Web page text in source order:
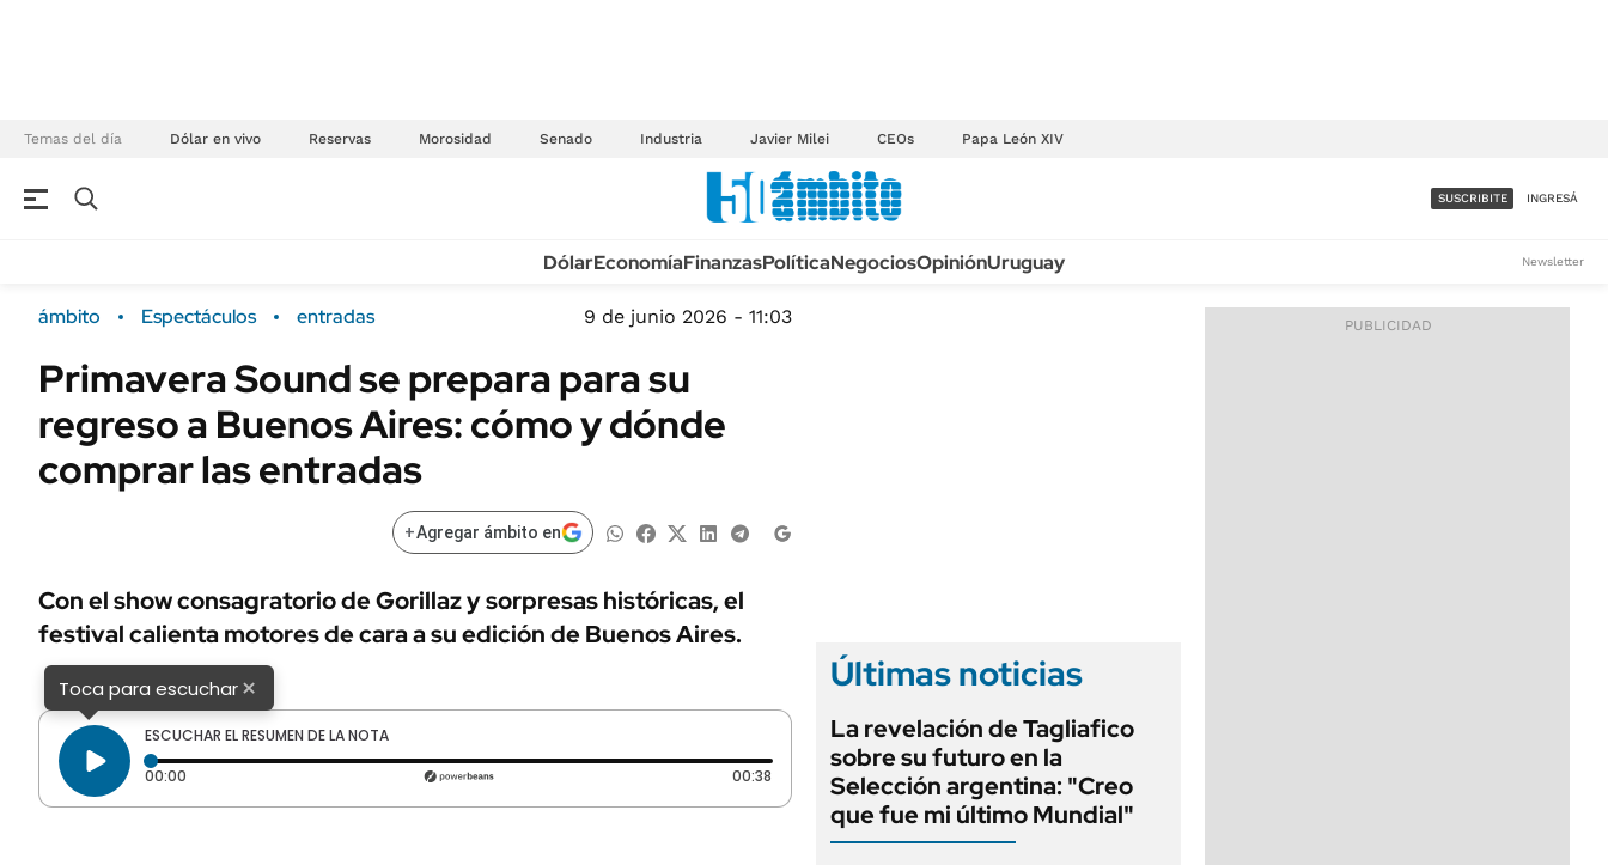
Temas del día Dólar en vivo Reservas Morosidad Senado Industria Javier Milei CEOs Papa León XIV
Campo
FINANZAS
Dólar
Sustentabilidad
Seguros
POLÍTICA
URUGUAY
TECNOLOGÍA
MÉXICO
MUNDO
INFORMACIÓN GENERAL
AUTOS
ACCESO FULL - $1.800/MES
SUSCRIBITE INGRESÁ
DólarEconomíaFinanzasPolíticaNegociosOpiniónUruguay Newsletter
ámbito Espectáculos entradas 9 de junio 2026 - 11:03
Primavera Sound se prepara para su
regreso a Buenos Aires: cómo y dónde
comprar las entradas
+Agregar ámbito en
Con el show consagratorio de Gorillaz y sorpresas históricas, el
festival calienta motores de cara a su edición de Buenos Aires.
Toca para escuchar×
ESCUCHAR EL RESUMEN DE LA NOTA
00:00 Tiempo transcurrido: 0 segundos 00:38Duración: 38 segundos
Últimas noticias
La revelación de Tagliafico
sobre su futuro en la
Selección argentina: "Creo
que fue mi último Mundial"